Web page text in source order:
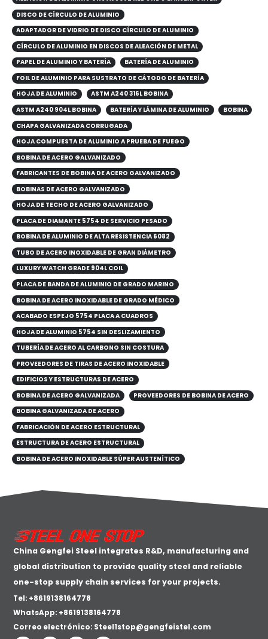
DISCO DE CÍRCULO DE ALUMINIO
ADAPTADOR DE VIDRIO DE DISCO CÍRCULO DE ALUMINIO
CÍRCULO DE ALUMINIO EN DISCOS DE ALEACIÓN DE METAL
PAPEL DE ALUMINIO Y BATERÍA
BATERÍA DE ALUMINIO
FOIL DE ALUMINIO PARA SUSTRATO DE CÁTODO DE BATERÍA
HOJA DE ALUMINIO
ASTM A240 316L BOBINA
ASTM A240 904L BOBINA
BATERÍA Y LÁMINA DE ALUMINIO
BOBINA
CHAPA GALVANIZADA CORRUGADA
HOJA COMPUESTA DE ALUMINIO A PRUEBA DE FUEGO
BOBINA DE ACERO GALVANIZADO
FABRICANTES DE BOBINA DE ACERO GALVANIZADO
BOBINAS DE ACERO GALVANIZADO
HOJA DE TECHO DE ACERO GALVANIZADO
PLACA DE DIAMANTE 5754 DE SERVICIO PESADO
BOBINA DE ALUMINIO DE ALTA RESISTENCIA 6082
TUBO DE ACERO INOXIDABLE DE GRAN DIÁMETRO
LUXURY WATCH GRADE 904L COIL
PLACA DE BANDA DE ALUMINIO DE GRADO MARINO
BOBINA DE ACERO INOXIDABLE DE GRADO MÉDICO
ACABADO ESPEJO 5754 PLACA A CUADROS
HOJA DE ALUMINIO 5754 SIN DESLIZAMIENTO
TUBERÍA DE ACERO AL CARBONO SIN COSTURA
PROVEEDORES DE TIRAS DE ACERO INOXIDABLE
EDIFICIOS Y ESTRUCTURAS DE ACERO
BOBINA DE ACERO GALVANIZADA
PROVEEDORES DE BOBINA DE ACERO
BOBINA GALVANIZADA DE ACERO
FABRICACIÓN DE ACERO ESTRUCTURAL
ESTRUCTURA DE ACERO ESTRUCTURAL
BOBINA DE ACERO INOXIDABLE SÚPER AUSTENÍTICO
China Gengfei Steel integrates R&D, manufacturing and
global distribution to provide quality steel and reliable
one-stop supply chain services for your projects.
Tel: +8619138164778
WhatsApp: +8619138164778
Correo electrónico: Steel1stop@gengfeistel.com